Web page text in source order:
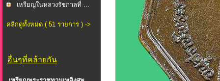
เหรียญในหลวงรัชกาลที่ ...
คลิกดูทั้งหมด ( 51 รายการ ) ->
อื่นๆที่คล้ายกัน